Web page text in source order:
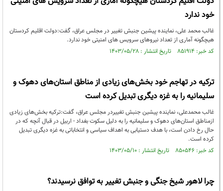
خود ندارد
غالب محمد علی، نماینده پیشین جنبش تغییر در مجلس عراق، گفت:دولت اقلیم کردستان
هیچگونه آماری از تعداد نیروهای سرویس های امنیتی خود ندارد.
کد خبر: ۸۵۱۹۱۴ تاریخ انتشار : ۱۴۰۳/۰۵/۲۸
ترکیه در تهاجم خود بخش‌های زیادی از مناطق استان‌های دهوک و
سلیمانیه را به غزه دیگری تبدیل کرده است
غالب محمدعلی، نماینده پیشین جنبش تغییردر مجلس عراق، گفت:ترکیه بخش‌های زیادی
ازمناطق استان‌های دهوک و سلیمانیه را به دلیل سکوت بغداد - اربیل در قبال آنچه که در
حال رخ دادن است، با هدف دستیابی به اهداف سیاسی و انتخاباتی به غزه دیگری تبدیل
کرده است.
کد خبر: ۸۵۰۵۴۶ تاریخ انتشار : ۱۴۰۳/۰۵/۱۰
چرا لاهور شیخ جنگی و جنبش تغییر به توافق نرسیدند؟